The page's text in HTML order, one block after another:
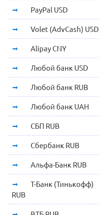
PayPal USD
Volet (AdvCash) USD
Alipay CNY
Любой банк USD
Любой банк RUB
Любой банк UAH
СБП RUB
Сбербанк RUB
Альфа-Банк RUB
Т-Банк (Тинькофф)
RUB